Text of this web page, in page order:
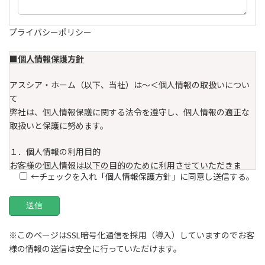
プライバシーポリシー
■個人情報保護方針
アスシア・ホーム（以下、当社）は～＜個人情報の取扱いについ
て
弊社は、個人情報保護に関する法令を遵守し、個人情報の適正な
取扱いと保護に努めます。
１．個人情報の利用目的
お客様の個人情報は以下の目的のために利用させていただきま
す。
ら、提供を停止します。
行、情報、サービスの提供
②住宅ローンに係る事務代行業務、不動産取引に係るローン業務
←チェックを入れ「個人情報保護方針」に同意し送信する。
※このページはSSL暗号化通信を採用（導入）していますのでお客
様の情報の送信は安全に行っていただけます。